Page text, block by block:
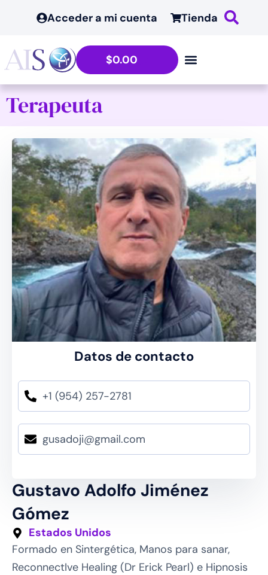
Acceder a mi cuenta Tienda
$0.00
Terapeuta
Datos de contacto
+1 (954) 257-2781
gusadoji@gmail.com
Gustavo Adolfo Jiménez
Gómez
Estados Unidos
Formado en Sintergética, Manos para sanar,
ReconnectIve Healing (Dr Erick Pearl) e Hipnosis